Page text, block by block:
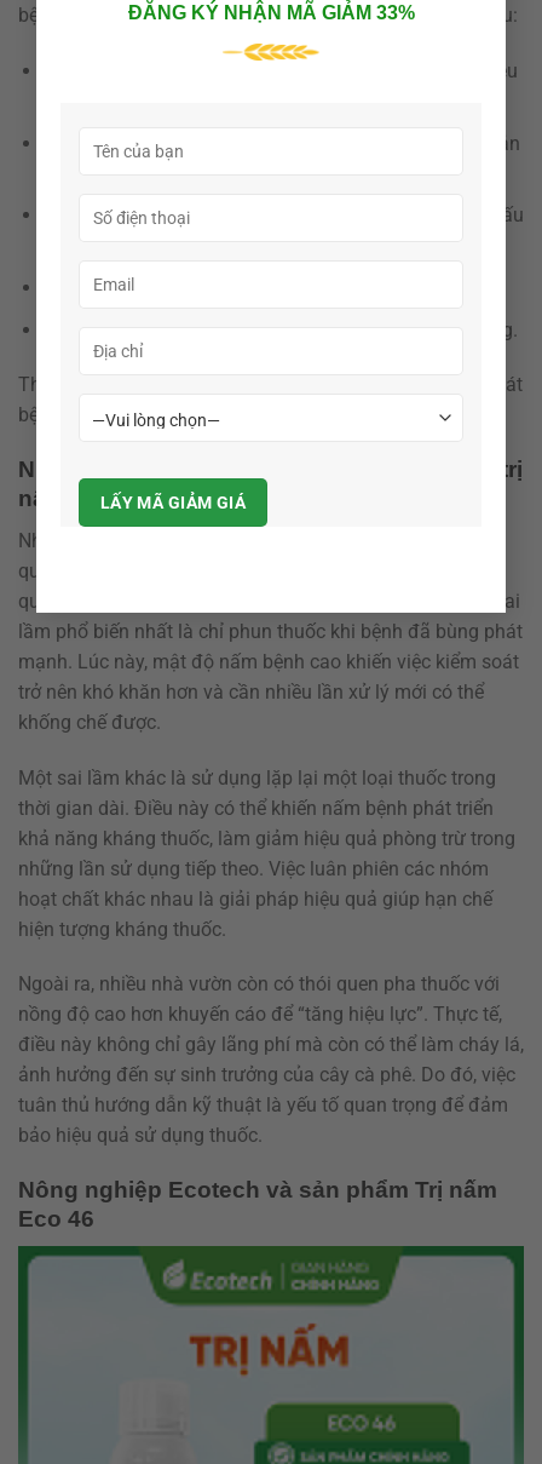
ĐĂNG KÝ NHẬN MÃ GIẢM 33%
bệnh, người trồng cà phê nên thực hiện theo các bước sau:
Kiểm tra vườn thường xuyên để phát hiện sớm dấu hiệu
Pha thuốc đúng liều lượng theo hướng dẫn của nhà sản
Phun vào sáng sớm hoặc chiều mát để thuốc thẩm thấu
Phun đều lên lá, thân, cành và khu vực gốc cây.
Lặp lại lần phun theo chu kỳ khuyến cáo khi bệnh nặng.
Thực hiện đúng quy trình này giúp tăng hiệu quả kiểm soát
bệnh và bảo vệ cây cà phê trong suốt chu kỳ sinh trưởng.
Những sai lầm phổ biến khi sử dụng thuốc trị
nấm cho cây cà phê
Nhiều người trồng cà phê thường gặp phải sai lầm trong
quá trình sử dụng thuốc phòng trừ nấm bệnh, khiến hiệu
quả xử lý không đạt như mong muốn. Một trong những sai
lầm phổ biến nhất là chỉ phun thuốc khi bệnh đã bùng phát
mạnh. Lúc này, mật độ nấm bệnh cao khiến việc kiểm soát
trở nên khó khăn hơn và cần nhiều lần xử lý mới có thể
khống chế được.
Một sai lầm khác là sử dụng lặp lại một loại thuốc trong
thời gian dài. Điều này có thể khiến nấm bệnh phát triển
khả năng kháng thuốc, làm giảm hiệu quả phòng trừ trong
những lần sử dụng tiếp theo. Việc luân phiên các nhóm
hoạt chất khác nhau là giải pháp hiệu quả giúp hạn chế
hiện tượng kháng thuốc.
Ngoài ra, nhiều nhà vườn còn có thói quen pha thuốc với
nồng độ cao hơn khuyến cáo để “tăng hiệu lực”. Thực tế,
điều này không chỉ gây lãng phí mà còn có thể làm cháy lá,
ảnh hưởng đến sự sinh trưởng của cây cà phê. Do đó, việc
tuân thủ hướng dẫn kỹ thuật là yếu tố quan trọng để đảm
bảo hiệu quả sử dụng thuốc.
Nông nghiệp Ecotech và sản phẩm Trị nấm
Eco 46